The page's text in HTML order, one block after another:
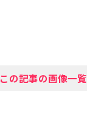
この記事の画像一覧